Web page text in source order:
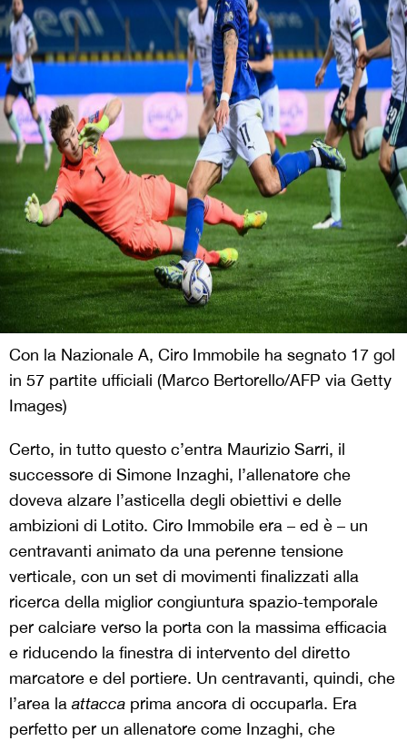
Con la Nazionale A, Ciro Immobile ha segnato 17 gol
in 57 partite ufficiali (Marco Bertorello/AFP via Getty
Images)
Certo, in tutto questo c’entra Maurizio Sarri, il
successore di Simone Inzaghi, l’allenatore che
doveva alzare l’asticella degli obiettivi e delle
ambizioni di Lotito. Ciro Immobile era – ed è – un
centravanti animato da una perenne tensione
verticale, con un set di movimenti finalizzati alla
ricerca della miglior congiuntura spazio-temporale
per calciare verso la porta con la massima efficacia
e riducendo la finestra di intervento del diretto
marcatore e del portiere. Un centravanti, quindi, che
l’area laattacca prima ancora di occuparla. Era
perfetto per un allenatore come Inzaghi, che